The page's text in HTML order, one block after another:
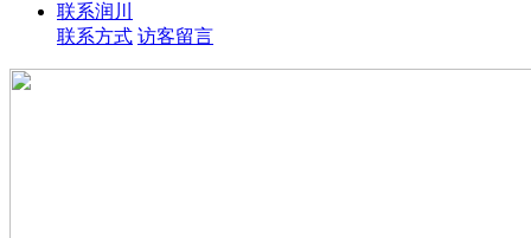
联系润川
联系方式 访客留言